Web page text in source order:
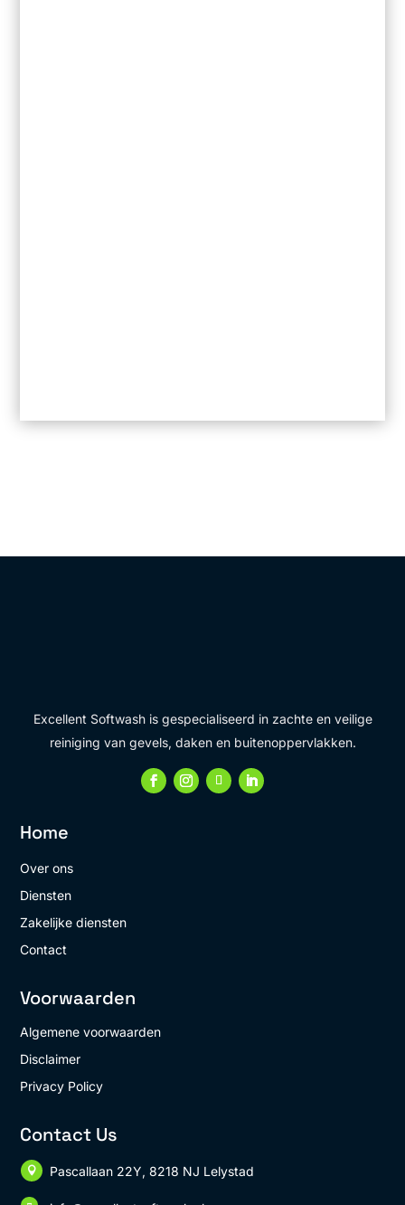
Excellent Softwash is gespecialiseerd in zachte en veilige
reiniging van gevels, daken en buitenoppervlakken.
Home
Over ons
Diensten
Zakelijke diensten
Contact
Voorwaarden
Algemene voorwaarden
Disclaimer
Privacy Policy
Contact Us
 Pascallaan 22Y, 8218 NJ Lelystad